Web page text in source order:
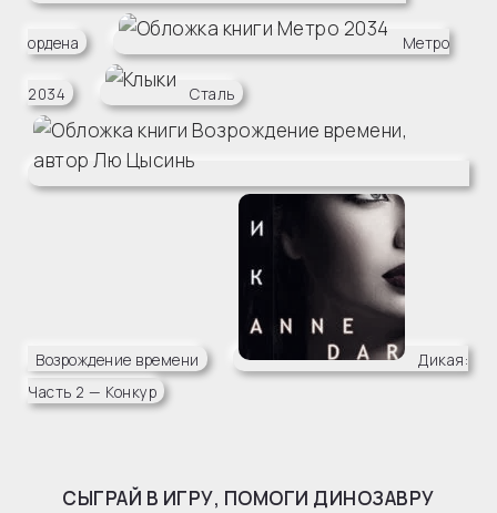
ордена Метро
2034 Сталь
Возрождение времени
Дикая:
Часть 2 — Конкур
СЫГРАЙ В ИГРУ, ПОМОГИ ДИНОЗАВРУ